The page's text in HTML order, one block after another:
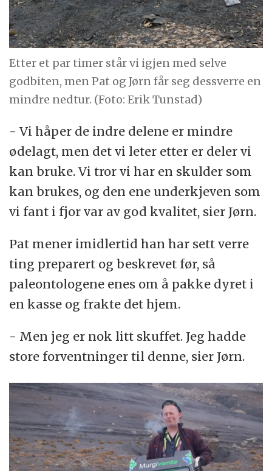
Etter et par timer står vi igjen med selve
godbiten, men Pat og Jørn får seg dessverre en
mindre nedtur. (Foto: Erik Tunstad)
- Vi håper de indre delene er mindre
ødelagt, men det vi leter etter er deler vi
kan bruke. Vi tror vi har en skulder som
kan brukes, og den ene underkjeven som
vi fant i fjor var av god kvalitet, sier Jørn.
Pat mener imidlertid han har sett verre
ting preparert og beskrevet før, så
paleontologene enes om å pakke dyret i
en kasse og frakte det hjem.
- Men jeg er nok litt skuffet. Jeg hadde
store forventninger til denne, sier Jørn.